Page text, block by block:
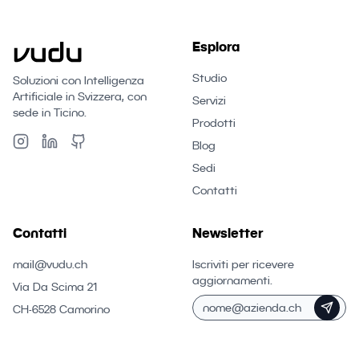
Soluzioni con Intelligenza
Artificiale in Svizzera, con
sede in Ticino.
Esplora
Studio
Servizi
Prodotti
Blog
Sedi
Contatti
Contatti
mail@vudu.ch
Via Da Scima 21
CH-6528 Camorino
Newsletter
Iscriviti per ricevere
aggiornamenti.